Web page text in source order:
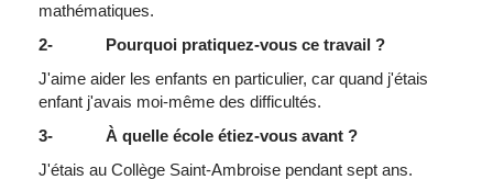
mathématiques.
2- Pourquoi pratiquez-vous ce travail ?
J'aime aider les enfants en particulier, car quand j'étais
enfant j'avais moi-même des difficultés.
3- À quelle école étiez-vous avant ?
J'étais au Collège Saint-Ambroise pendant sept ans.